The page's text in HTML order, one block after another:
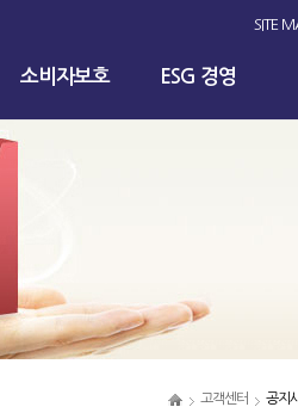
SITE
소비자보호 ESG 경영
고객센터 공지